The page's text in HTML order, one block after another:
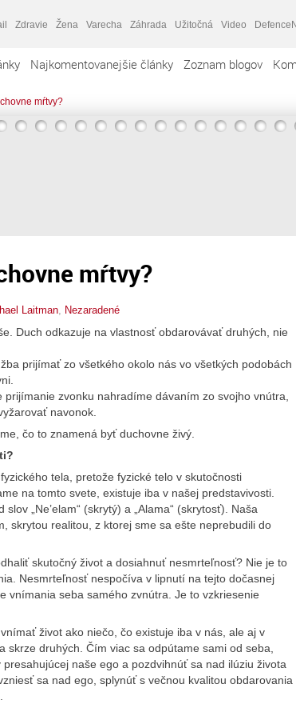
Zdravie Žena Varecha Záhrada Užitočná Video
Najkomentovanejšie články Zoznam blogov
mŕtvy?
mŕtvy?
Laitman Nezaradené
Duch odkazuje na vlastnosť obdarovávať druhých, nie
prijímať zo všetkého okolo nás vo všetkých podobách
zvonku nahradíme dávaním zo svojho vnútra,
navonok.
čo to znamená byť duchovne živý.
tela, pretože fyzické telo v skutočnosti
na tomto svete, existuje iba v našej predstavivosti.
„Ne’elam“ (skrytý) a „Alama“ (skrytosť). Naša
skrytou realitou, z ktorej sme sa ešte neprebudili do
skutočný život a dosiahnuť nesmrteľnosť? Nie je to
Nesmrteľnosť nespočíva v lipnutí na tejto dočasnej
vnímania seba samého zvnútra. Je to vzkriesenie
život ako niečo, čo existuje iba v nás, ale aj v
skrze druhých. Čím viac sa odpútame sami od seba,
naše ego a pozdvihnúť sa nad ilúziu života
sa nad ego, splynúť s večnou kvalitou obdarovania